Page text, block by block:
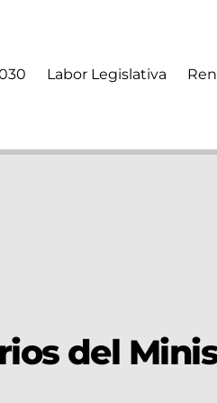
Labor Legislativa
del